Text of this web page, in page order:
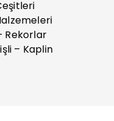
Rekorlar
– Kaplin